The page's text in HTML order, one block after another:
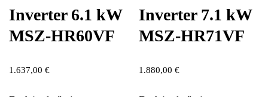
Inverter 6.1 kW
MSZ-HR60VF
1.637,00 €
Inverter 7.1 kW
MSZ-HR71VF
1.880,00€